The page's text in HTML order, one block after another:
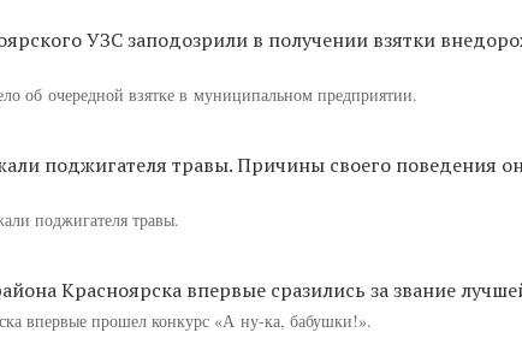
УЗС заподозрили в получении взятки
об очередной взятке в муниципальном предприятии.
поджигателя травы. Причины своего поведения
поджигателя травы.
Красноярска впервые сразились за звание
впервые прошел конкурс «А ну-ка, бабушки!».